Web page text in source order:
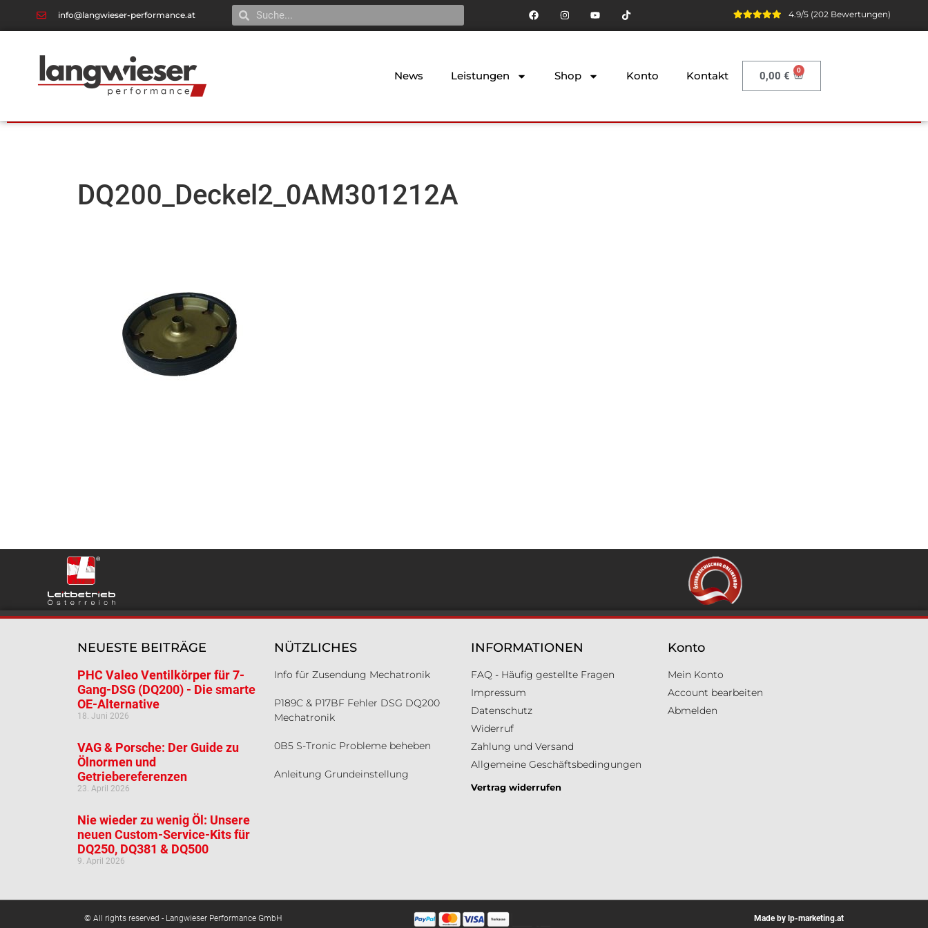
info@langwieser-performance.at 4.9/5 (202 Bewertungen)
News Leistungen Shop Konto Kontakt 0,00€
DQ200_Deckel2_0AM301212A
NEUESTE BEITRÄGE
PHC Valeo Ventilkörper für 7-
Gang-DSG (DQ200) - Die smarte
OE-Alternative
18. Juni 2026
VAG & Porsche: Der Guide zu
Ölnormen und
Getriebereferenzen
23. April 2026
Nie wieder zu wenig Öl: Unsere
neuen Custom-Service-Kits für
DQ250, DQ381 & DQ500
9. April 2026
NÜTZLICHES
Info für Zusendung Mechatronik
P189C & P17BF Fehler DSG DQ200
Mechatronik
0B5 S-Tronic Probleme beheben
Anleitung Grundeinstellung
INFORMATIONEN
FAQ - Häufig gestellte Fragen
Impressum
Datenschutz
Widerruf
Zahlung und Versand
Allgemeine Geschäftsbedingungen
Vertrag widerrufen
Konto
Mein Konto
Account bearbeiten
Abmelden
© All rights reserved - Langwieser Performance GmbH Made by lp-marketing.at